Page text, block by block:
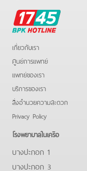
BPK
Hotline
เกี่ยวกับเรา
ศูนย์การแพทย์
แพทย์ของเรา
บริการของเรา
สิ่งอำนวยความสะดวก
Privacy Policy
โรงพยาบาลในเครือ
บางปะกอก 1
บางปะกอก 3